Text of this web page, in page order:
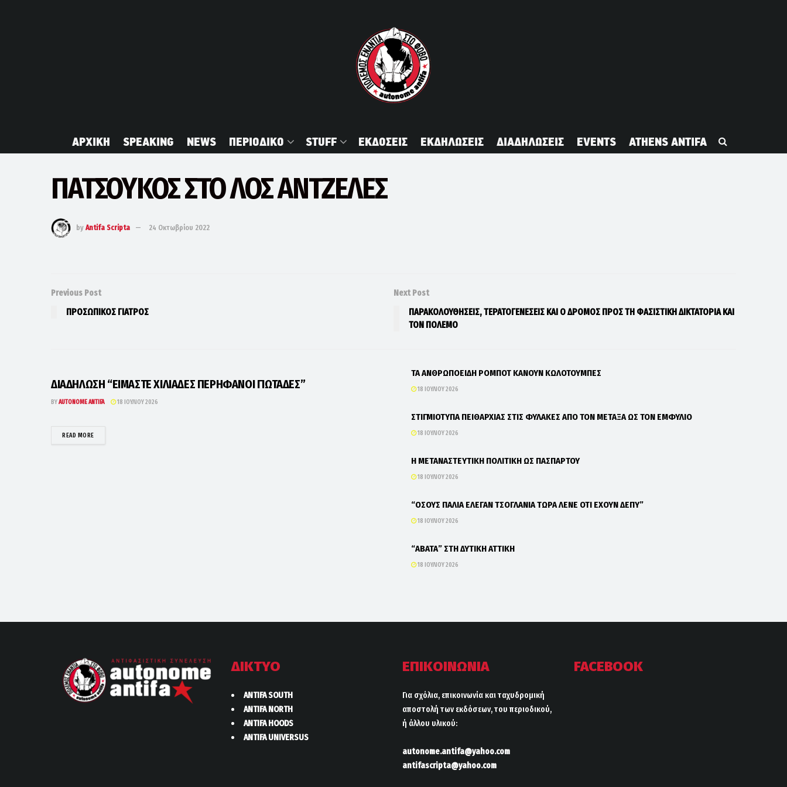
ΑΡΧΙΚΗ SPEAKING NEWS ΠΕΡΙΟΔΙΚΟ STUFF ΕΚΔΟΣΕΙΣ ΕΚΔΗΛΩΣΕΙΣ ΔΙΑΔΗΛΩΣΕΙΣ EVENTS ATHENS ANTIFA
ΠΑΤΣΟΥΚΟΣ ΣΤΟ ΛΟΣ ΑΝΤΖΕΛΕΣ
by Antifa Scripta 24 Οκτωβρίου 2022
Previous Post
ΠΡΟΣΩΠΙΚΟΣ ΓΙΑΤΡΟΣ
Next Post
ΠΑΡΑΚΟΛΟΥΘΗΣΕΙΣ, ΤΕΡΑΤΟΓΕΝΕΣΕΙΣ ΚΑΙ Ο ΔΡΟΜΟΣ ΠΡΟΣ ΤΗ ΦΑΣΙΣΤΙΚΗ ΔΙΚΤΑΤΟΡΙΑ ΚΑΙ
ΤΟΝ ΠΟΛΕΜΟ
ΔΙΑΔΗΛΩΣΗ “ΕΙΜΑΣΤΕ ΧΙΛΙΑΔΕΣ ΠΕΡΗΦΑΝΟΙ ΓΙΩΤΑΔΕΣ”
BYAUTONOME ANTIFA 18 ΙΟΥΛΊΟΥ 2026
READ MOREDETAILS
ΤΑ ΑΝΘΡΩΠΟΕΙΔΗ ΡΟΜΠΟΤ ΚΑΝΟΥΝ ΚΩΛΟΤΟΥΜΠΕΣ
18 ΙΟΥΛΊΟΥ 2026
ΣΤΙΓΜΙΟΤΥΠΑ ΠΕΙΘΑΡΧΙΑΣ ΣΤΙΣ ΦΥΛΑΚΕΣ ΑΠΟ ΤΟΝ ΜΕΤΑΞΑ ΩΣ ΤΟΝ ΕΜΦΥΛΙΟ
18 ΙΟΥΛΊΟΥ 2026
Η ΜΕΤΑΝΑΣΤΕΥΤΙΚΗ ΠΟΛΙΤΙΚΗ ΩΣ ΠΑΣΠΑΡΤΟΥ
18 ΙΟΥΛΊΟΥ 2026
“ΟΣΟΥΣ ΠΑΛΙΑ ΕΛΕΓΑΝ ΤΣΟΓΛΑΝΙΑ ΤΩΡΑ ΛΕΝΕ ΟΤΙ ΕΧΟΥΝ ΔΕΠΥ”
18 ΙΟΥΛΊΟΥ 2026
“ΑΒΑΤΑ” ΣΤΗ ΔΥΤΙΚΗ ΑΤΤΙΚΗ
18 ΙΟΥΛΊΟΥ 2026
ΔΙΚΤΥΟ
ANTIFA SOUTH
ANTIFA NORTH
ANTIFA HOODS
ANTIFA UNIVERSUS
ΕΠΙΚΟΙΝΩΝΙΑ
Για σχόλια, επικοινωνία και ταχυδρομική
αποστολή των εκδόσεων, του περιοδικού,
ή άλλου υλικού:
autonome.antifa@yahoo.com
antifascripta@yahoo.com
FACEBOOK